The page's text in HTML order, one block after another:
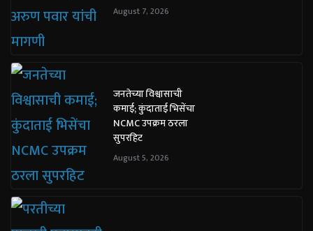
August 7, 2026
जनतेच्या विश्वासाची
कमाई; कुंदाताई भिसेंचा
NCMC उपक्रम ठरला
सुपरहिट
August 5, 2026